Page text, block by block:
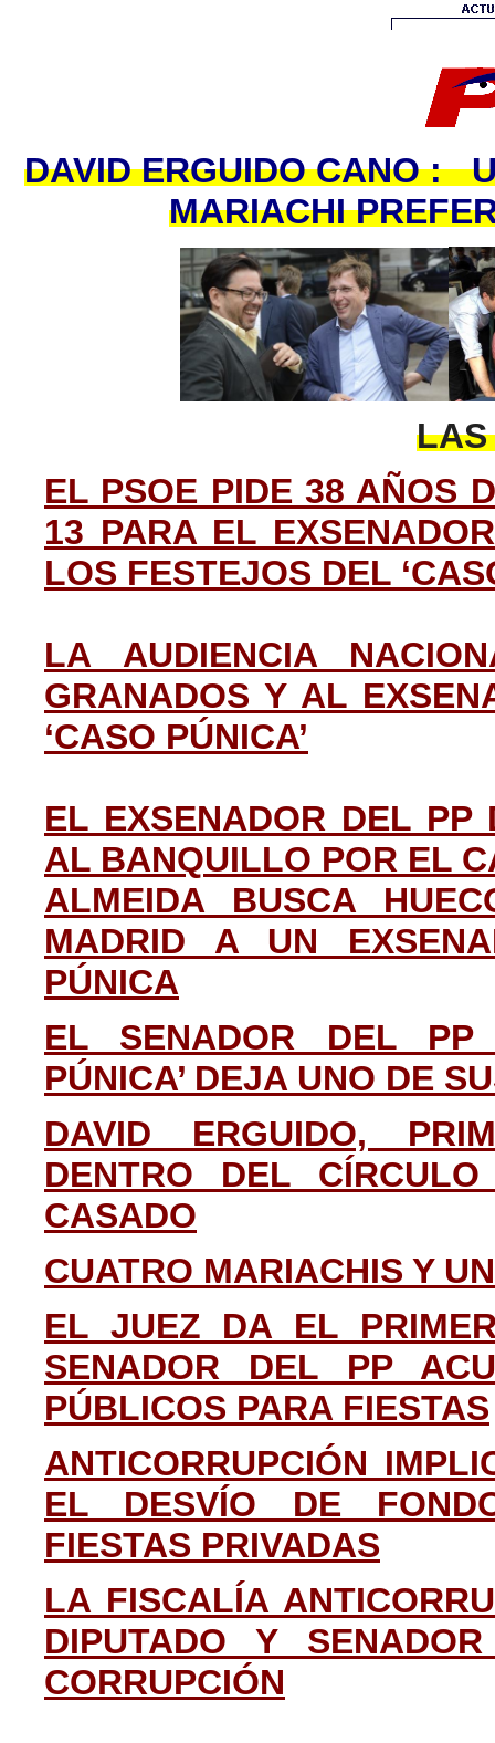
DAVID ERGUIDO CANO :
MARIACHI
LAS
EL PSOE PIDE 38 AÑOS
13 PARA EL
LOS FESTEJOS DEL
LA AUDIENCIA
GRANADOS Y AL
‘CASO PÚNICA’
EL EXSENADOR DEL PP
AL BANQUILLO POR EL
ALMEIDA BUSCA
MADRID A UN
PÚNICA
EL SENADOR DEL PP
PÚNICA’ DEJA UNO DE
DAVID ERGUIDO,
DENTRO DEL
CASADO
CUATRO MARIACHIS Y
EL JUEZ DA EL
SENADOR DEL PP
PÚBLICOS PARA FIESTAS
ANTICORRUPCIÓN
EL DESVÍO DE
FIESTAS PRIVADAS
LA FISCALÍA
DIPUTADO Y
CORRUPCIÓN